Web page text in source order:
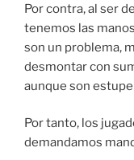
Por contra, al ser
tenemos las
son un problema,
desmontar con
aunque son
Por tanto, los
demandamos